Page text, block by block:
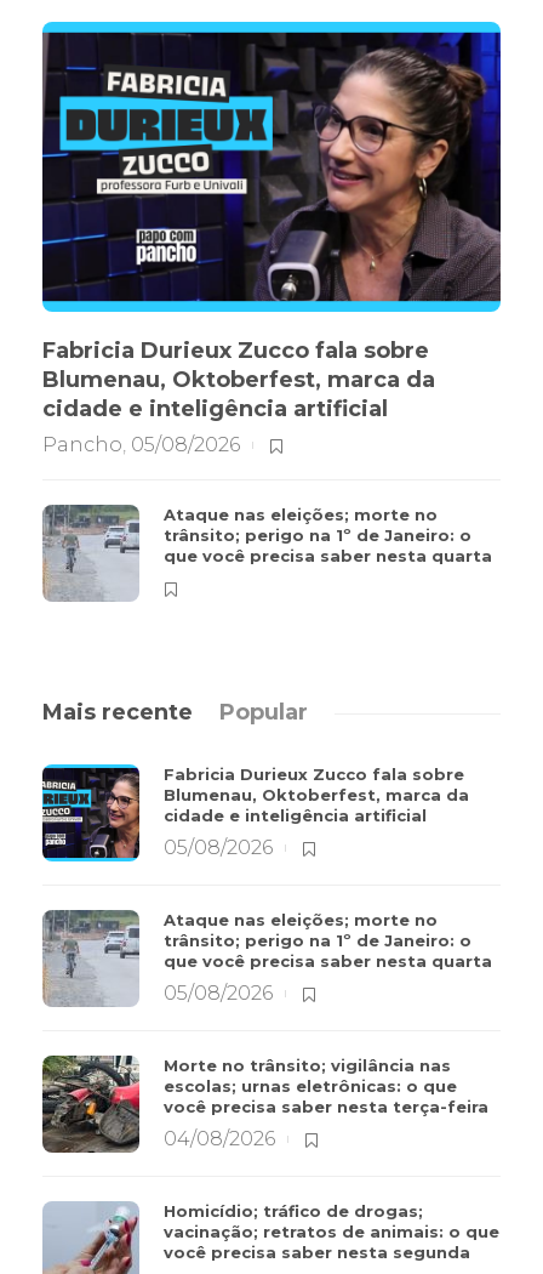
Fabricia Durieux Zucco fala sobre
Blumenau, Oktoberfest, marca da
cidade e inteligência artificial
Pancho 05/08/2026
Ataque nas eleições; morte no
trânsito; perigo na 1º de Janeiro: o
que você precisa saber nesta quarta
Mais recente Popular
Fabricia Durieux Zucco fala sobre
Blumenau, Oktoberfest, marca da
cidade e inteligência artificial
05/08/2026
Ataque nas eleições; morte no
trânsito; perigo na 1º de Janeiro: o
que você precisa saber nesta quarta
05/08/2026
Morte no trânsito; vigilância nas
escolas; urnas eletrônicas: o que
você precisa saber nesta terça-feira
04/08/2026
Homicídio; tráfico de drogas;
vacinação; retratos de animais: o que
você precisa saber nesta segunda